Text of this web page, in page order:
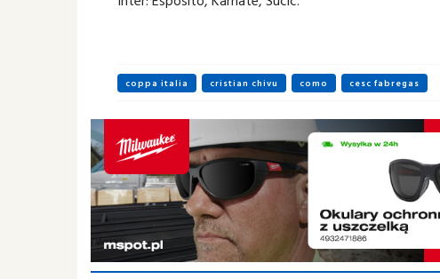
coppa italia cristian chivu como cesc fabregas